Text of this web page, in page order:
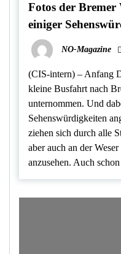
Fotos der
einiger
NO-Magazine
(CIS-intern) – Anfang
kleine Busfahrt nach
unternommen. Und
Sehenswürdigkeiten
ziehen sich durch alle
aber auch an der
anzusehen. Auch